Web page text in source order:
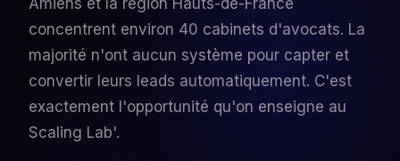
Amiens et la région Hauts-de-France
concentrent environ 40 cabinets d'avocats. La
majorité n'ont aucun système pour capter et
convertir leurs leads automatiquement. C'est
exactement l'opportunité qu'on enseigne au
Scaling Lab'.